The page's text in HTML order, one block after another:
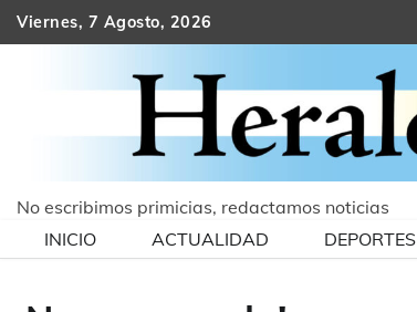
Skip
to
Viernes, 7 Agosto, 2026
No escribimos primicias, redactamos noticias
INICIO
ACTUALIDAD DEPORTES